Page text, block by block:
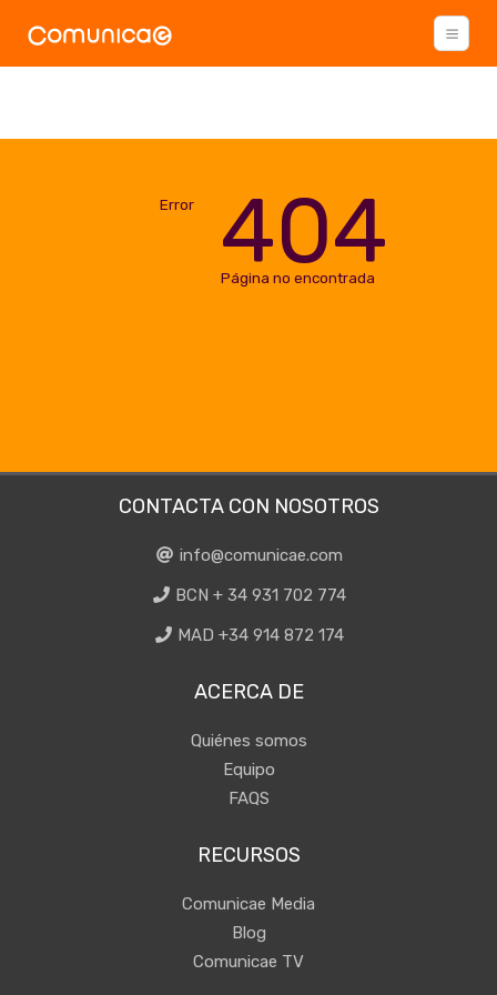
Error 404
Página no encontrada
CONTACTA CON NOSOTROS
info@comunicae.com
BCN + 34 931 702 774
MAD +34 914 872 174
ACERCA DE
Quiénes somos
Equipo
FAQS
RECURSOS
Comunicae Media
Blog
Comunicae TV